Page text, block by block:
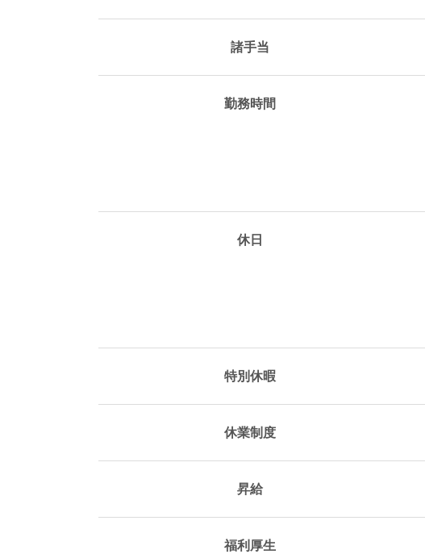
諸手当
勤務時間
休日
特別休暇
休業制度
昇給
福利厚生